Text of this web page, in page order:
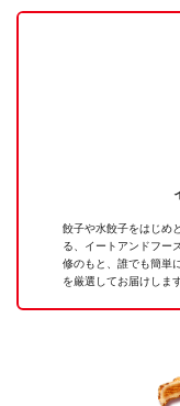
餃子や水餃子をはじめ
る、イートアンドフー
修のもと、誰でも簡単
を厳選してお届けします